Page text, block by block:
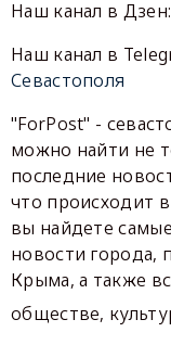
Наш канал в Дзен:
Наш канал в
Севастополя
"ForPost" -
можно найти не
последние
что происходит
вы найдете
новости города,
Крыма, а также
обществе,